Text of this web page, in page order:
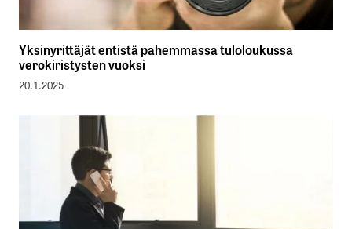
Yksinyrittäjät entistä pahemmassa tuloloukussa
verokiristysten vuoksi
20.1.2025